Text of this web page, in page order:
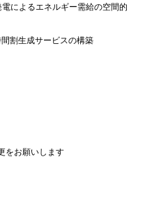
によるエネルギー需給の空間的
割生成サービスの構築
をお願いします